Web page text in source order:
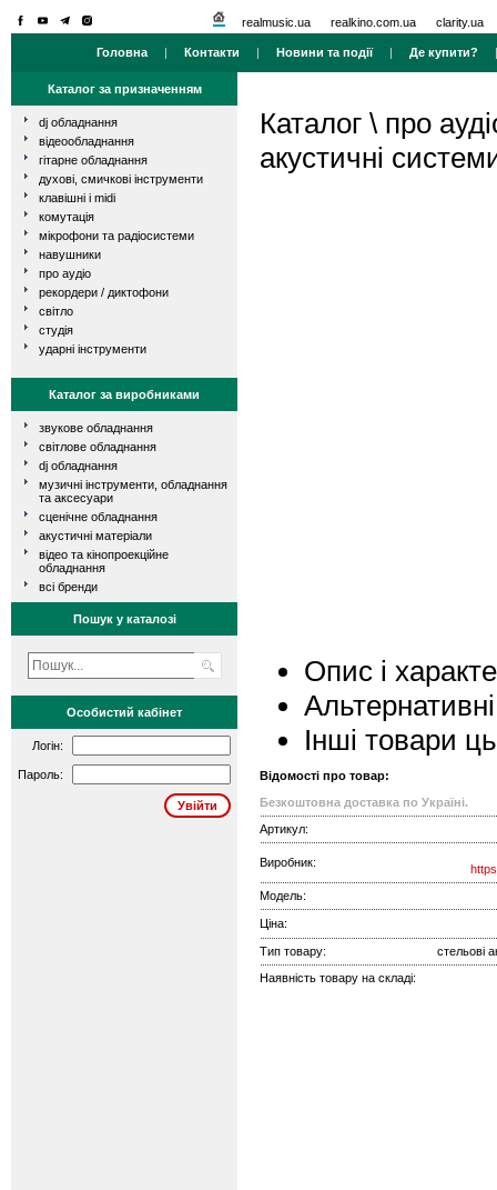
realmusic.ua realkino.com.ua clarity.ua
Головна | Контакти | Новини та події| Де купити?
Каталог за призначенням
dj обладнання
відеообладнання
гітарне обладнання
духові, смичкові інструменти
клавішні і midi
комутація
мікрофони та радіосистеми
навушники
про аудіо
рекордери / диктофони
світло
студія
ударні інструменти
Каталог за виробниками
звукове обладнання
світлове обладнання
dj обладнання
музичні інструменти, обладнання
та аксесуари
сценічне обладнання
акустичні матеріали
відео та кінопроекційне
обладнання
всі бренди
Пошук у каталозі
Особистий кабінет
Логін:
Пароль:
Каталог \ про
акустичні
Опис і
Інші товари
Відомості про товар:
Безкоштовна доставка по Україні.
Артикул:
Виробник:
Модель:
Ціна:
Тип товару:
стельові
Наявність товару на складі: